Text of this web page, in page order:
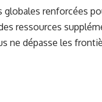
renforcées
ressources
ne dépasse les